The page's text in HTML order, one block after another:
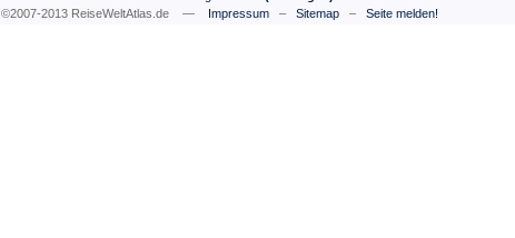
©2007-2013 ReiseWeltAtlas.de —
Impressum– Sitemap– Seite melden!